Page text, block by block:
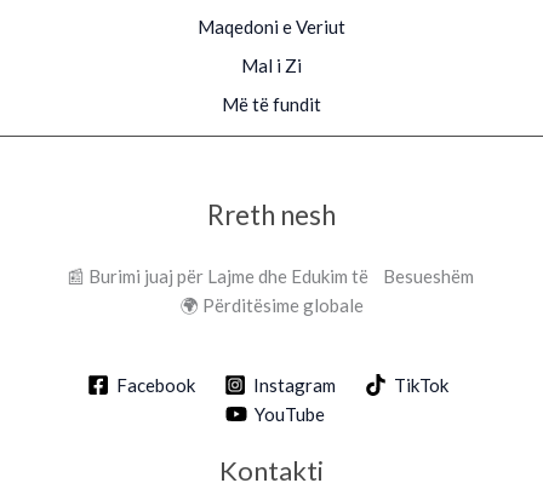
Maqedoni e Veriut
Mal i Zi
Më të fundit
Rreth nesh
📰 Burimi juaj për Lajme dhe Edukim të Besueshëm
🌍 Përditësime globale
Facebook Instagram
TikTok
YouTube
Kontakti